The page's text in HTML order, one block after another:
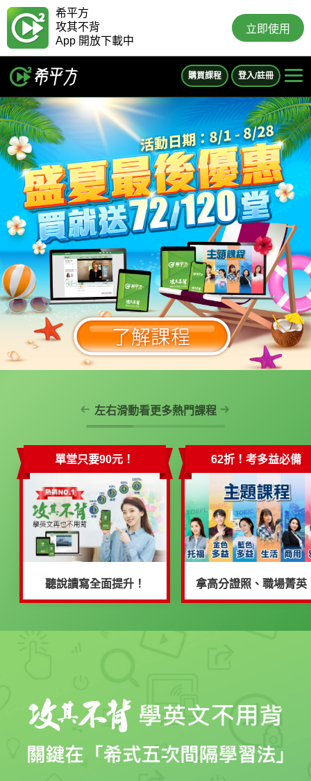
希平方
攻其不背
App 開放下載中
立即使用
購買課程 登入/註冊
COUPON
即將到期
購買【】輸入下方專屬優惠序號即享優惠！
此優惠券剩 15 天可以使用。前往優惠序號
左右滑動看更多熱門課程
單堂只要90元！
聽說讀寫全面提升！
62折！考多益必備
拿高分證照、職場菁英